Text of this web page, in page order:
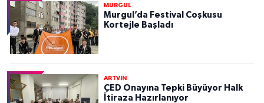
MURGUL
Murgul’da Festival Coşkusu
Kortejle Başladı
ARTVİN
ÇED Onayına Tepki Büyüyor Halk
İtiraza Hazırlanıyor